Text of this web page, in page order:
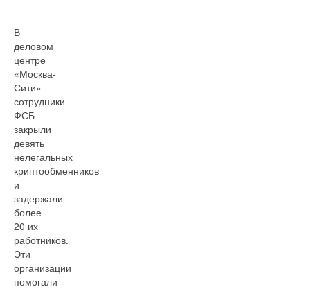
В
деловом
центре
«Москва-
Сити»
сотрудники
ФСБ
закрыли
девять
нелегальных
криптообменников
и
задержали
более
20 их
работников.
Эти
организации
помогали